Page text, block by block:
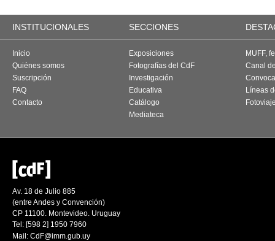
INSTITUCIONALES SECCIONES
Inicio
Quiénes somos
Suscripción
FAQ
Contacto
Exposiciones
Fotografías del CdF
Investigación
Educativa
Catálogo
Mediateca
MUFF,
Canal
Líneas
Av. 18 de Julio 885
(entre Andes y Convención)
CP 11100. Montevideo. Uruguay
Tel: [598 2] 1950 7960
Mail: CdF@imm.gub.uy